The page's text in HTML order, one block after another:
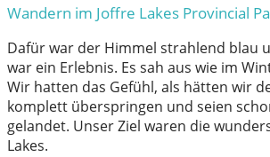
Wandern im Joffre Lakes Provincial
Dafür war der Himmel strahlend blau
war ein Erlebnis. Es sah aus wie im
Wir hatten das Gefühl, als hätten wir
komplett überspringen und seien
gelandet. Unser Ziel waren die
Lakes.